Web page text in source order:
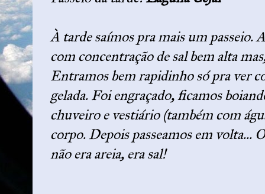
À tarde saímos pra mais um passeio.
com concentração de sal bem alta
Entramos bem rapidinho só pra ver
gelada. Foi engraçado, ficamos
chuveiro e vestiário (também com
corpo. Depois passeamos em volta...
não era areia, era sal!